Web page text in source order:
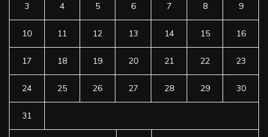
3 4 5 6 7 8 9
10 11 12 13 14 15 16
17 18 19 20 21 22 23
24 25 26 27 28 29 30
31